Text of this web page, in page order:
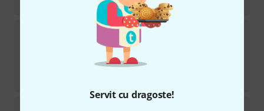
Servit cu dragoste!
lei
CatalinbreadCB Paint Reverb B-Stock
1.099lei